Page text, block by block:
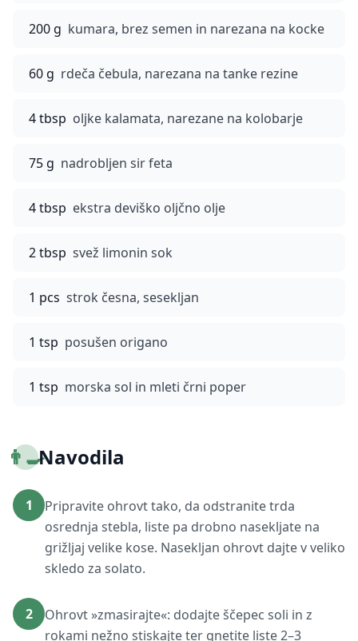
200 g kumara, brez semen in narezana na kocke
60 g rdeča čebula, narezana na tanke rezine
4 tbsp oljke kalamata, narezane na kolobarje
75 g nadrobljen sir feta
4 tbsp ekstra deviško oljčno olje
2 tbsp svež limonin sok
1 pcs strok česna, sesekljan
1 tsp posušen origano
1 tsp morska sol in mleti črni poper
👨‍🍳Navodila
1
Pripravite ohrovt tako, da odstranite trda
osrednja stebla, liste pa drobno nasekljate na
grižljaj velike kose. Nasekljan ohrovt dajte v veliko
skledo za solato.
2
Ohrovt »zmasirajte«: dodajte ščepec soli in z
rokami nežno stiskajte ter gnetite liste 2–3